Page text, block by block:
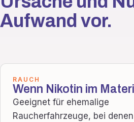
Aufwand vor.
RAUCH
Wenn Nikotin im
Geeignet für ehemalige
Raucherfahrzeuge, bei